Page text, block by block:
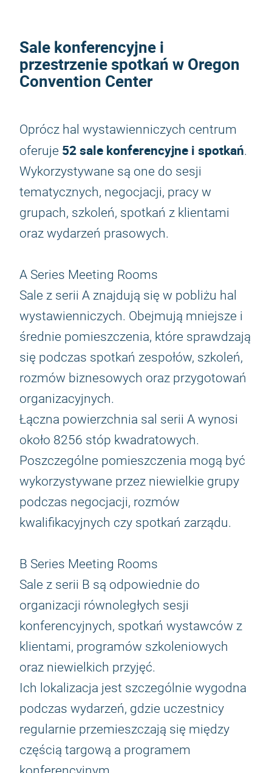
Sale konferencyjne i
przestrzenie spotkań w Oregon
Convention Center
Oprócz hal wystawienniczych centrum
oferuje 52 sale konferencyjne i spotkań.
Wykorzystywane są one do sesji
tematycznych, negocjacji, pracy w
grupach, szkoleń, spotkań z klientami
oraz wydarzeń prasowych.
A Series Meeting Rooms
Sale z serii A znajdują się w pobliżu hal
wystawienniczych. Obejmują mniejsze i
średnie pomieszczenia, które sprawdzają
się podczas spotkań zespołów, szkoleń,
rozmów biznesowych oraz przygotowań
organizacyjnych.
Łączna powierzchnia sal serii A wynosi
około 8256 stóp kwadratowych.
Poszczególne pomieszczenia mogą być
wykorzystywane przez niewielkie grupy
podczas negocjacji, rozmów
kwalifikacyjnych czy spotkań zarządu.
B Series Meeting Rooms
Sale z serii B są odpowiednie do
organizacji równoległych sesji
konferencyjnych, spotkań wystawców z
klientami, programów szkoleniowych
oraz niewielkich przyjęć.
Ich lokalizacja jest szczególnie wygodna
podczas wydarzeń, gdzie uczestnicy
regularnie przemieszczają się między
częścią targową a programem